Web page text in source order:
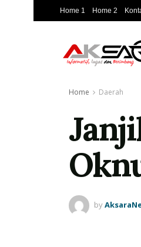
Home 1 Home 2
Home Daerah
by